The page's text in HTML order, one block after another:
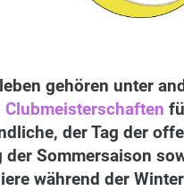
gehören unter
Clubmeisterschaften
der Tag der
der Sommersaison
während der